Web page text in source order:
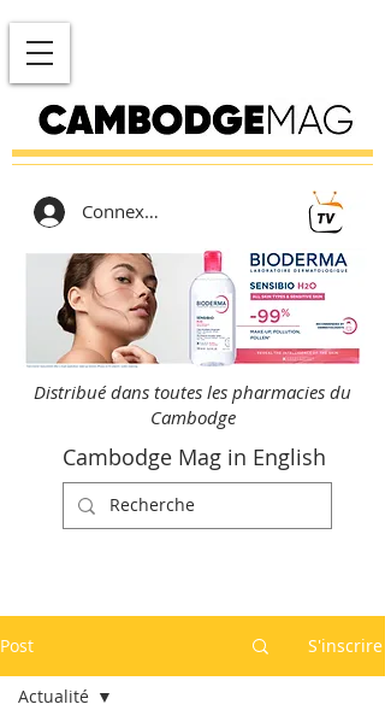
Connexion
Distribué dans toutes les pharmacies du
Cambodge
Cambodge Mag in English
Post S'inscrire
Actualité